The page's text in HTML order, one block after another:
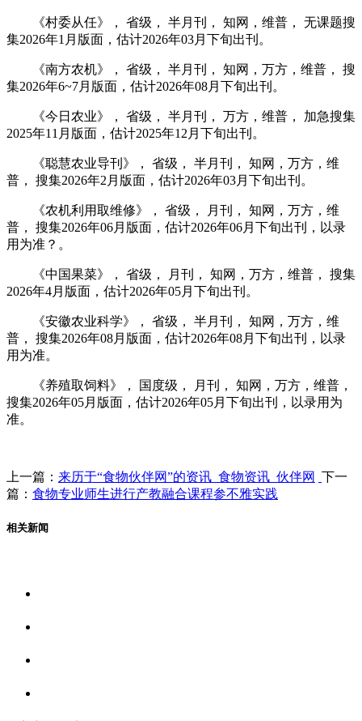
《村委从任》， 省级， 半月刊， 知网，维普， 无课题搜
集2026年1月版面，估计2026年03月下旬出刊。
《南方农机》， 省级， 半月刊， 知网，万方，维普， 搜
集2026年6~7月版面，估计2026年08月下旬出刊。
《今日农业》， 省级， 半月刊， 万方，维普， 加急搜集
2025年11月版面，估计2025年12月下旬出刊。
《聪慧农业导刊》， 省级， 半月刊， 知网，万方，维
普， 搜集2026年2月版面，估计2026年03月下旬出刊。
《农机利用取维修》， 省级， 月刊， 知网，万方，维
普， 搜集2026年06月版面，估计2026年06月下旬出刊，以录
用为准？。
《中国果菜》， 省级， 月刊， 知网，万方，维普， 搜集
2026年4月版面，估计2026年05月下旬出刊。
《安徽农业科学》， 省级， 半月刊， 知网，万方，维
普， 搜集2026年08月版面，估计2026年08月下旬出刊，以录
用为准。
《养殖取饲料》， 国度级， 月刊， 知网，万方，维普，
搜集2026年05月版面，估计2026年05月下旬出刊，以录用为
准。
上一篇： 来历于“食物伙伴网”的资讯_食物资讯_伙伴网
下一
篇： 食物专业师生进行产教融合课程参不雅实践
相关新闻